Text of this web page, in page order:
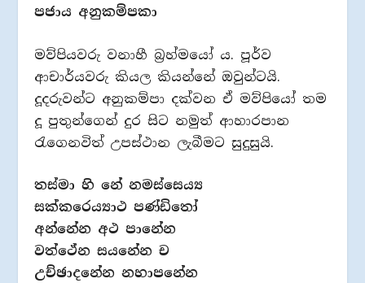
පජාය අනුකම්පකා
මව්පියවරු වනාහී බ්‍රහ්මයෝ ය. පූර්ව
ආචාර්යවරු කියල කියන්නේ ඔවුන්ටයි.
දූදරුවන්ට අනුකම්පා දක්වන ඒ මව්පියෝ තම
දූ පුතුන්ගෙන් දුර සිට නමුත් ආහාරපාන
රැගෙනවිත් උපස්ථාන ලැබීමට සුදුසුයි.
තස්මා හි නේ නමස්සෙය්‍ය
සක්කරෙය්‍යාථ පණ්ඩිතෝ
අන්නේන අථ පානේන
වත්ථේන සයනේන ච
උච්ඡාදනේන නහාපනේන